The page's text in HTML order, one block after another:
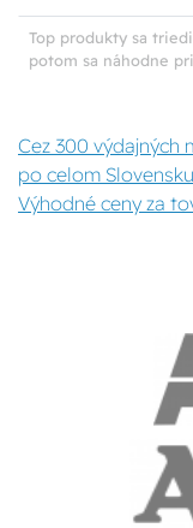
Top produkty sa
potom sa náhodne
Cez 300 výdajných
po celom Slovensku
Výhodné ceny za